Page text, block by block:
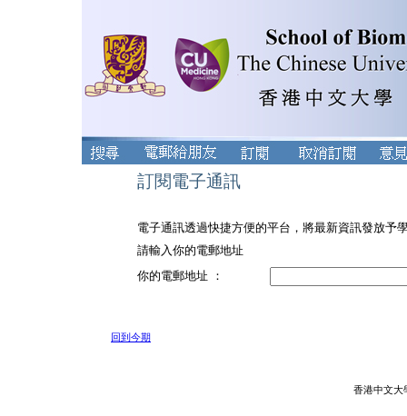
訂閱電子通訊
電子通訊透過快捷方便的平台，將最新資訊發放予
請輸入你的電郵地址
你的電郵地址 ：
回到今期
香港中文大